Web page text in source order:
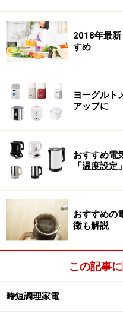
「スープリーズR」の前
操作も簡単なのも、イチ
機能（2時間）や再加熱
も温かいスープを飲むこ
とができるので、一日に
く気にならなくなるほど
毎日使うなら操作
スイッチ一つでスープがで
2018年最
すめ
ヨーグルト
アップに
おすすめ電
「温度設定」
おすすめの
徴も解説
この記事
時短調理家電